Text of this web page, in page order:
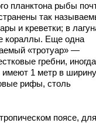
планктона рыбы
так
и креветки; в
кораллы. Еще одна
«тротуар» —
гребни, иногда
1 метр в
рифы, столь
поясе,